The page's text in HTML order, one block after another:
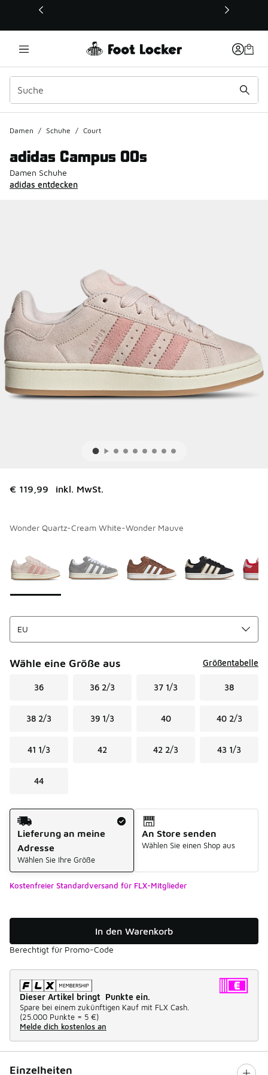
Dieser Link öffnet sich in einem neuen Fenster
Damen / Schuhe / Court
adidas Campus 00s
Damen Schuhe
adidas entdecken
€ 119,99 inkl. MwSt.
Wonder Quartz-Cream White-Wonder Mauve
Wähle eine Größe aus Größentabelle
36 36 2/3 37 1/3 38
38 2/3 39 1/3 40 40 2/3
41 1/3 42 42 2/3 43 1/3
44
Versandart
Lieferung an meine
Adresse
Wählen Sie Ihre Größe
An Store senden
Wählen Sie einen Shop aus
Kostenfreier Standardversand für FLX-Mitglieder
In den Warenkorb
Berechtigt für Promo-Code
Dieser Artikel bringt Punkte ein.
Spare bei einem zukünftigen Kauf mit FLX Cash.
(25.000 Punkte = 5 €)
Melde dich kostenlos an
Einzelheiten